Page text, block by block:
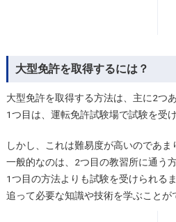
大型免許を取得するには？
大型免許を取得する方法は、主に2つあ
1つ目は、運転免許試験場で試験を受
しかし、これは難易度が高いのであま
一般的なのは、2つ目の教習所に通う方
1つ目の方法よりも試験を受けられる
追って必要な知識や技術を学ぶことが